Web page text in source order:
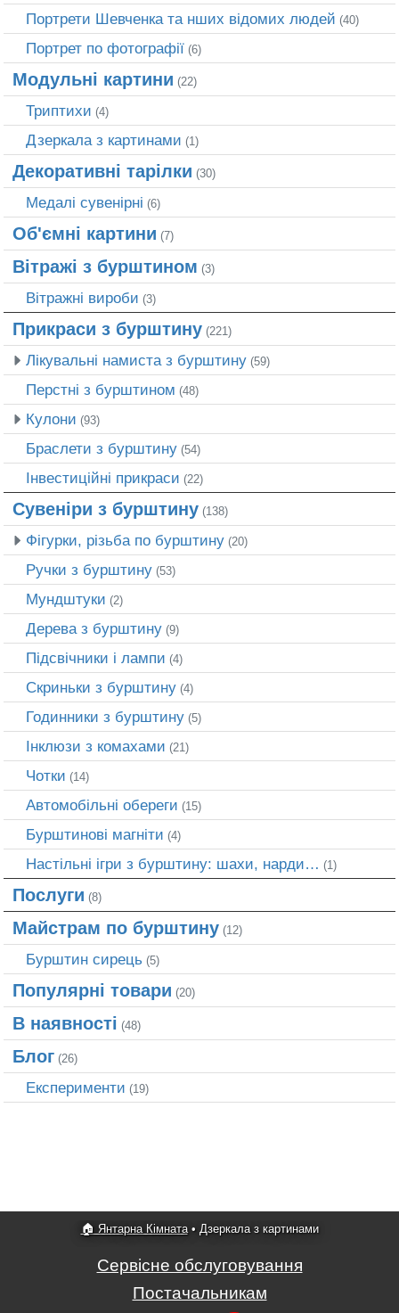
Портрети Шевченка та нших відомих людей (40)
Портрет по фотографії (6)
Модульні картини (22)
Триптихи (4)
Дзеркала з картинами (1)
Декоративні тарілки (30)
Медалі сувенірні (6)
Об'ємні картини (7)
Вітражі з бурштином (3)
Вітражні вироби (3)
Прикраси з бурштину (221)
Лікувальні намиста з бурштину (59)
Перстні з бурштином (48)
Кулони (93)
Браслети з бурштину (54)
Інвестиційні прикраси (22)
Сувеніри з бурштину (138)
Фігурки, різьба по бурштину (20)
Ручки з бурштину (53)
Мундштуки (2)
Дерева з бурштину (9)
Підсвічники і лампи (4)
Скриньки з бурштину (4)
Годинники з бурштину (5)
Інклюзи з комахами (21)
Чотки (14)
Автомобільні обереги (15)
Бурштинові магніти (4)
Настільні ігри з бурштину: шахи, нарди… (1)
Послуги (8)
Майстрам по бурштину (12)
Бурштин сирець (5)
Популярні товари (20)
В наявності (48)
Блог (26)
Експерименти (19)
🏠 Янтарна Кімната• Дзеркала з картинами
Сервісне обслуговування
Постачальникам